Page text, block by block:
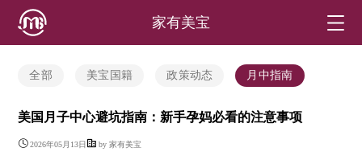
家有美宝
全部 美宝国籍 政策动态 月中指南
美国月子中心避坑指南：新手孕妈必看的注意事项
2026年05月13日 by 家有美宝